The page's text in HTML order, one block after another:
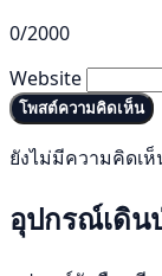
0/2000
Website
โพสต์ความคิดเห็น
ยังไม่มีความคิดเ
อุปกรณ์เดิ